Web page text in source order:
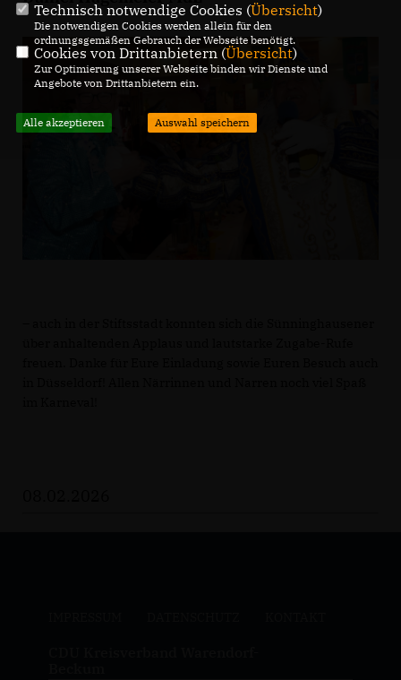
Technisch notwendige Cookies (Übersicht)
Die notwendigen Cookies werden allein für den
ordnungsgemäßen Gebrauch der Webseite benötigt.
Cookies von Drittanbietern (Übersicht)
Zur Optimierung unserer Webseite binden wir Dienste und
Angebote von Drittanbietern ein.
Alle akzeptieren Auswahl speichern